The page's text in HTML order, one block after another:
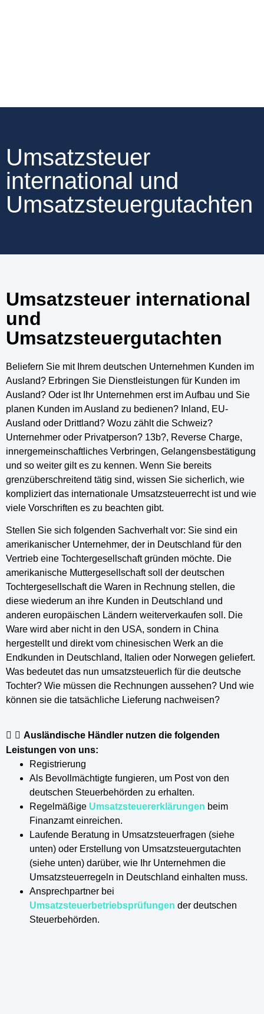
Umsatzsteuer
international und
Umsatzsteuergutachten
Umsatzsteuer international
und
Umsatzsteuergutachten
Beliefern Sie mit Ihrem deutschen Unternehmen Kunden im
Ausland? Erbringen Sie Dienstleistungen für Kunden im
Ausland? Oder ist Ihr Unternehmen erst im Aufbau und Sie
planen Kunden im Ausland zu bedienen? Inland, EU-
Ausland oder Drittland? Wozu zählt die Schweiz?
Unternehmer oder Privatperson? 13b?, Reverse Charge,
innergemeinschaftliches Verbringen, Gelangensbestätigung
und so weiter gilt es zu kennen. Wenn Sie bereits
grenzüberschreitend tätig sind, wissen Sie sicherlich, wie
kompliziert das internationale Umsatzsteuerrecht ist und wie
viele Vorschriften es zu beachten gibt.
Stellen Sie sich folgenden Sachverhalt vor: Sie sind ein
amerikanischer Unternehmer, der in Deutschland für den
Vertrieb eine Tochtergesellschaft gründen möchte. Die
amerikanische Muttergesellschaft soll der deutschen
Tochtergesellschaft die Waren in Rechnung stellen, die
diese wiederum an ihre Kunden in Deutschland und
anderen europäischen Ländern weiterverkaufen soll. Die
Ware wird aber nicht in den USA, sondern in China
hergestellt und direkt vom chinesischen Werk an die
Endkunden in Deutschland, Italien oder Norwegen geliefert.
Was bedeutet das nun umsatzsteuerlich für die deutsche
Tochter? Wie müssen die Rechnungen aussehen? Und wie
können sie die tatsächliche Lieferung nachweisen?
Ausländische Händler nutzen die folgenden
Leistungen von uns:
Registrierung
Als Bevollmächtigte fungieren, um Post von den
deutschen Steuerbehörden zu erhalten.
Regelmäßige Umsatzsteuererklärungen beim
Finanzamt einreichen.
Laufende Beratung in Umsatzsteuerfragen (siehe
unten) oder Erstellung von Umsatzsteuergutachten
(siehe unten) darüber, wie Ihr Unternehmen die
Umsatzsteuerregeln in Deutschland einhalten muss.
Ansprechpartner bei
Umsatzsteuerbetriebsprüfungen der deutschen
Steuerbehörden.